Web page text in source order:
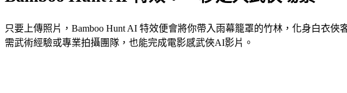
只要上傳照片，Bamboo Hunt AI 特效便會將你帶入雨幕籠罩的竹林，化身白衣
需武術經驗或專業拍攝團隊，也能完成電影感武俠AI影片。